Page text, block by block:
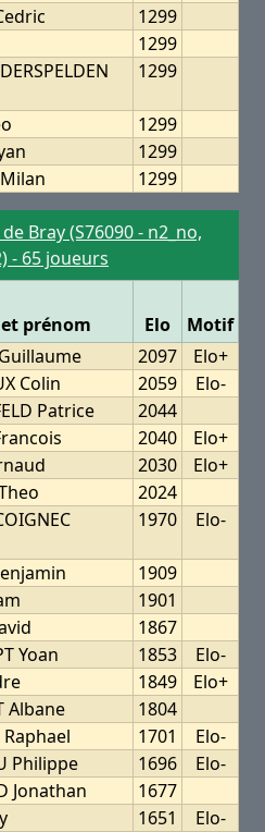
1299
1299
1299
1299
1299
Milan 1299
Bray (S76090 - n2_no,
- 65 joueurs
prénom Elo
Motif
2097
Elo+
Colin 2059
Elo-
Patrice
2044
2040
Elo+
2030
Elo+
2024
1970 Elo-
1909
1901
1867
Yoan 1853
Elo-
1849
Elo+
Albane
1804
Raphael 1701
Elo-
Philippe 1696
Elo-
Jonathan
1677
1651 Elo-